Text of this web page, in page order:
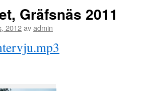
Gräfsnäs 2011
2012avadmin